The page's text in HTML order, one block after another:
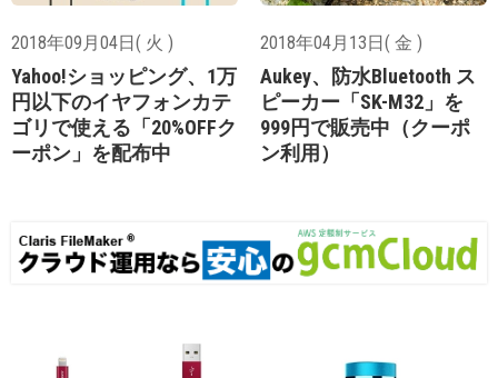
2018年09月04日( 火 )
Yahoo!ショッピング、1万
円以下のイヤフォンカテ
ゴリで使える「20%OFFク
ーポン」を配布中
2018年04月13日( 金 )
Aukey、防水Bluetooth ス
ピーカー「SK-M32」を
999円で販売中（クーポ
ン利用）